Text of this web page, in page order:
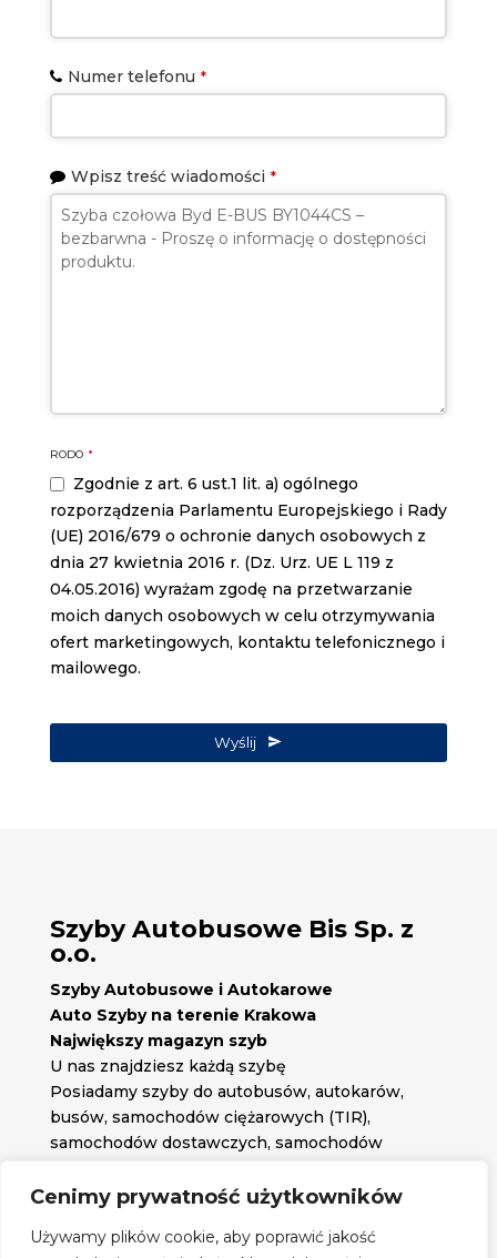
Cenimy prywatność użytkowników
Używamy plików cookie, aby poprawić jakość
Numer telefonu *
Wpisz treść wiadomości *
RODO *
Zgodnie z art. 6 ust.1 lit. a) ogólnego
rozporządzenia Parlamentu Europejskiego i Rady
(UE) 2016/679 o ochronie danych osobowych z
dnia 27 kwietnia 2016 r. (Dz. Urz. UE L 119 z
04.05.2016) wyrażam zgodę na przetwarzanie
moich danych osobowych w celu otrzymywania
ofert marketingowych, kontaktu telefonicznego i
mailowego.
Wyślij
Szyby Autobusowe Bis Sp. z
o.o.
Szyby Autobusowe i Autokarowe
Auto Szyby na terenie Krakowa
Największy magazyn szyb
U nas znajdziesz każdą szybę
Posiadamy szyby do autobusów, autokarów,
busów, samochodów ciężarowych (TIR),
samochodów dostawczych, samochodów
potrzebujesz.
Znajdź nas na: 